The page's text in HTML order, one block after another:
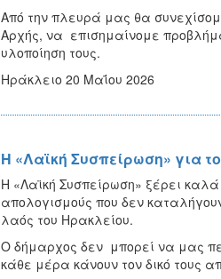
Από την πλευρά μας θα
Αρχής, να επισημαίνομε
υλοποίηση τους.
Ηράκλειο 20 Μαΐου 2026
Η «Λαϊκή Συσπείρωση» για
Η «Λαϊκή Συσπείρωση» ξέρει
απολογισμούς που δεν
λαός του Ηρακλείου.
Ο δήμαρχος δεν μπορεί να μας
κάθε μέρα κάνουν τον δικό τους